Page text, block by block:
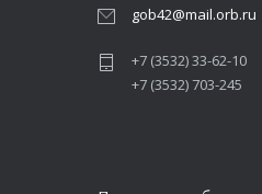
gob42@mail.orb.ru
+7 (3532) 33-62-10
+7 (3532) 703-245